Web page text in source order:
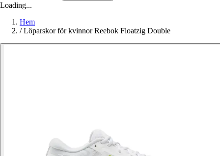
Loading...
Hem
/ Löparskor för kvinnor Reebok Floatzig Double